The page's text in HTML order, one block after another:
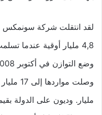
لقد انتقلت شركة سونمكس